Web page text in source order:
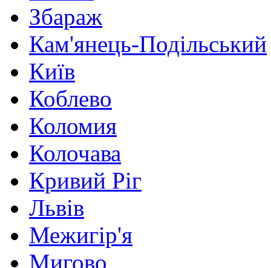
Збараж
Кам'янець-Подільський
Київ
Коблево
Коломия
Колочава
Кривий Ріг
Львів
Межигір'я
Мигово